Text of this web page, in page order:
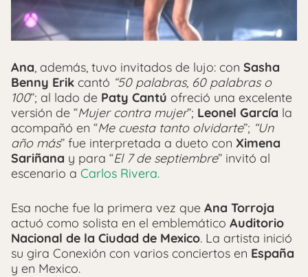
Ana, además, tuvo invitados de lujo: con Sasha
Benny Erik cantó “50 palabras, 60 palabras o
100”; al lado de Paty Cantú ofreció una excelente
versión de “Mujer contra mujer”; Leonel García la
acompañó en “Me cuesta tanto olvidarte”; “Un
año más” fue interpretada a dueto con Ximena
Sariñana y para “El 7 de septiembre” invitó al
escenario a Carlos Rivera.
Esa noche fue la primera vez que Ana Torroja
actuó como solista en el emblemático Auditorio
Nacional de la Ciudad de Mexico. La artista inició
su gira Conexión con varios conciertos en España
y en Mexico.